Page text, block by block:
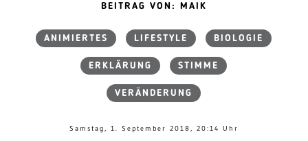
BEITRAG VON: MAIK
ANIMIERTES LIFESTYLE BIOLOGIE
ERKLÄRUNG STIMME
VERÄNDERUNG
Samstag, 1. September 2018, 20:14 Uhr